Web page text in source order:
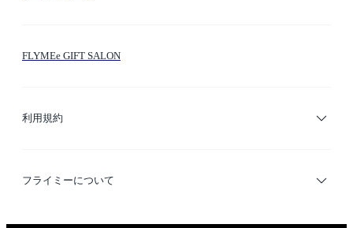
FLYMEe GIFT SALON
利用規約
利用規約
フライミーについて